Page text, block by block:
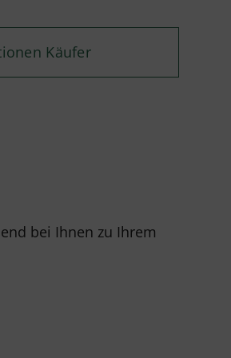
Käufer
bei Ihnen zu Ihrem